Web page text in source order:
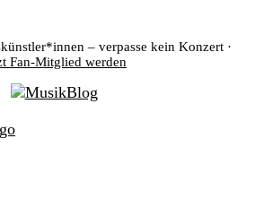
– verpasse kein Konzert ·
Fan-Mitglied werden